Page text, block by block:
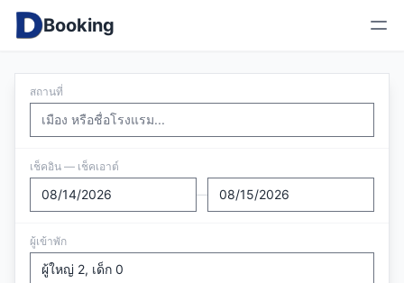
Booking
สถานที่
เช็คอิน — เช็คเอาต์
—
ผู้เข้าพัก